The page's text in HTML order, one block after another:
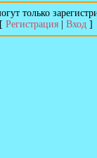
только
[ Регистрация| Вход]